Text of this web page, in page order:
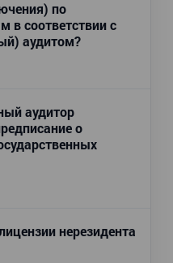
по
в соответствии с
аудитом?
аудитор
о
нерезидента